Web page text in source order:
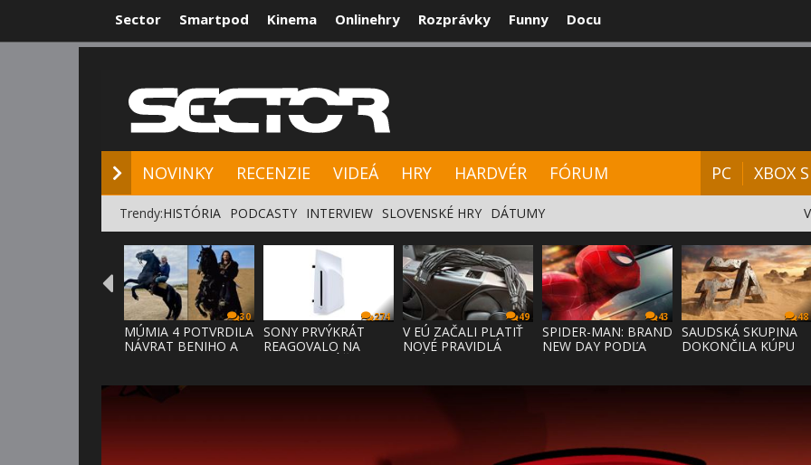
Sector Smartpod Kinema Onlinehry Rozprávky Funny Docu
NOVINKY RECENZIE VIDEÁ HRY HARDVÉR FÓRUM PC XBOX
Trendy:HISTÓRIA PODCASTY INTERVIEW SLOVENSKÉ HRY DÁTUMY
30
MÚMIA 4 POTVRDILA
NÁVRAT BENIHO A
274
SONY PRVÝKRÁT
REAGOVALO NA
49
V EÚ ZAČALI PLATIŤ
NOVÉ PRAVIDLÁ
43
SPIDER-MAN: BRAND
NEW DAY PODĽA
48
SAUDSKÁ SKUPINA
DOKONČILA KÚPU